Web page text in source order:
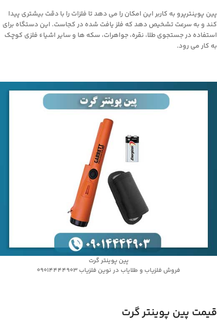
پین پوینترپرو به کاربر این امکان را می دهد تا فلزات را با دقت بیشتری پیدا
کند و به سرعت تشخیص دهد که فلز یافت شده در کجاست. این دستگاه برای
استفاده در جستجوی طلا، نقره، جواهرات، سکه ها و سایر اشیاء فلزی کوچک
به کار می رود.
پین پوینتر گرت
فروش فلزیاب و طلایاب در نوین فلزیاب 09014444903
قیمت پین پوینتر گرت